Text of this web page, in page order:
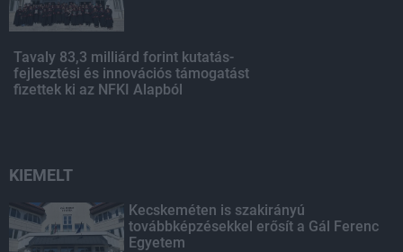
Tavaly 83,3 milliárd forint kutatás-
fejlesztési és innovációs támogatást
fizettek ki az NFKI Alapból
KIEMELT
Kecskeméten is szakirányú
továbbképzésekkel erősít a Gál Ferenc
Egyetem